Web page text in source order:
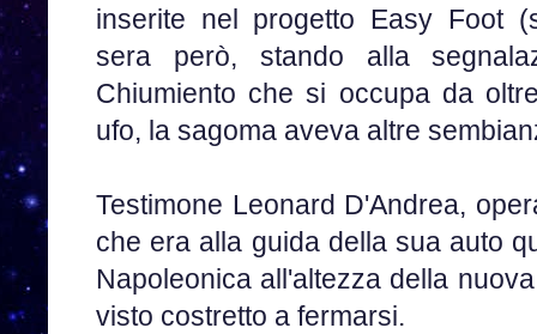
inserite nel progetto Easy Foot
sera però, stando alla
Chiumiento che si occupa da
ufo, la sagoma aveva altre
Testimone Leonard D'Andrea,
che era alla guida della sua auto
Napoleonica all'altezza della
visto costretto a fermarsi.